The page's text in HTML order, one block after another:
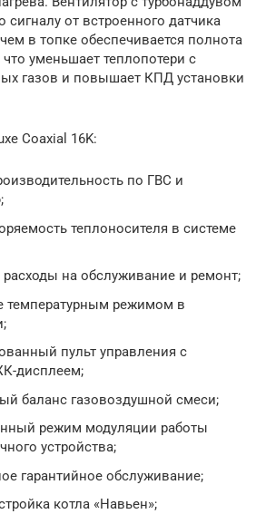
сигналу от встроенного датчика
в топке обеспечивается полнота
уменьшает теплопотери с
газов и повышает КПД установки
Coaxial 16K:
по ГВС и
теплоносителя в системе
на обслуживание и ремонт;
температурным режимом в
пульт управления с
дисплеем;
баланс газовоздушной смеси;
режим модуляции работы
устройства;
гарантийное обслуживание;
котла «Навьен»;